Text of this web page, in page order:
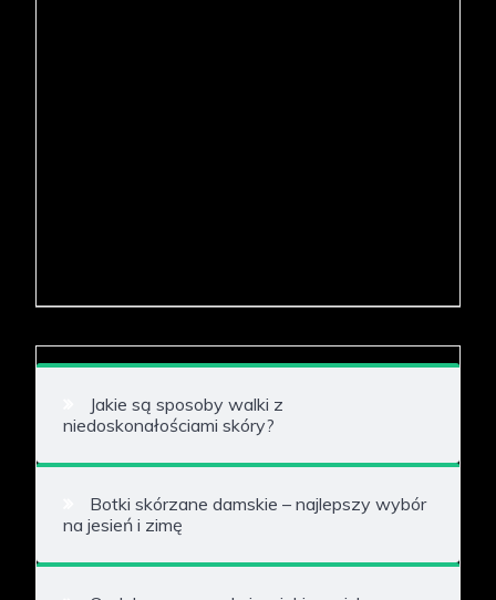
Jakie są sposoby walki z
niedoskonałościami skóry?
Botki skórzane damskie – najlepszy wybór
na jesień i zimę